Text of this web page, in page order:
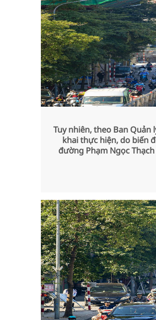
Tuy nhiên, theo Ban
khai thực hiện, do biến
đường Phạm Ngọc